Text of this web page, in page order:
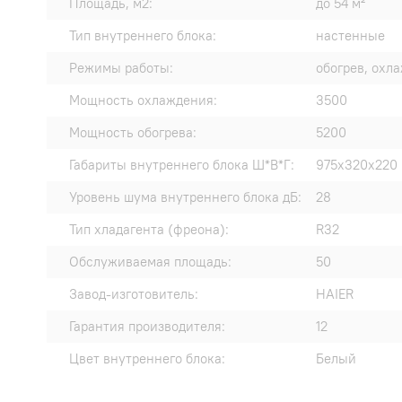
Тип внутреннего блока:
настенные
Режимы работы:
обогрев,
Мощность охлаждения:
3500
Мощность обогрева:
5200
Габариты внутреннего блока Ш*В*Г:
975х320х220
Уровень шума внутреннего блока дБ:
28
Тип хладагента (фреона):
R32
Обслуживаемая площадь:
50
Завод-изготовитель:
HAIER
Гарантия производителя:
12
Цвет внутреннего блока:
Белый